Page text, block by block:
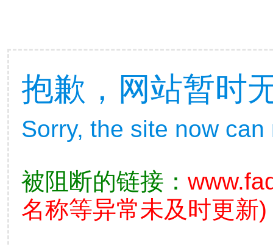
抱歉，网站暂时
Sorry, the site now
被阻断的链接：
名称等异常未及时更新)